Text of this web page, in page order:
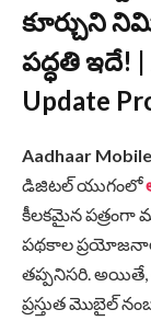
కూర్చుని
పద్ధతి ఇదే! |
Update
Aadhaar
డిజిటల్ యుగంలో
కీలకమైన పత్రంగా
పథకాల ప్రయోజనాల
తప్పనిసరి.
ప్రస్తుత మొబైల్